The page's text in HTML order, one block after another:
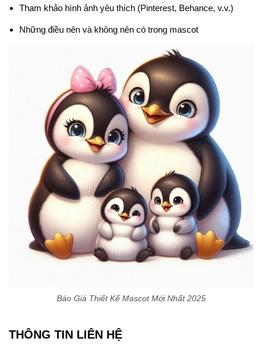
Tham khảo hình ảnh yêu thích (Pinterest, Behance, v.v.)
Những điều nên và không nên có trong mascot
Báo Giá Thiết Kế Mascot Mới Nhất 2025
THÔNG TIN LIÊN HỆ